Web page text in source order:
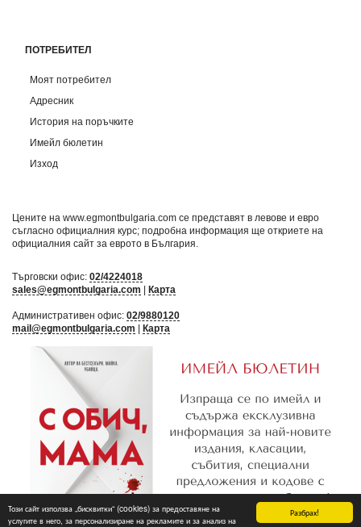
Разбрах!
Този сайт използва „бисквитки“ (cookies) за предоставяне на
услугите в него, за персонализиране на рекламите и за анализ на
ПОТРЕБИТЕЛ
Моят потребител
Адресник
История на поръчките
Имейл бюлетин
Изход
Цените на www.egmontbulgaria.com се представят в левове и евро
съгласно официалния курс; подробна информация ще откриете на
официалния сайт за еврото в България
Търговски офис: 02/4224018
sales@egmontbulgaria.com | Карта
Административен офис: 02/9880120
mail@egmontbulgaria.com | Карта